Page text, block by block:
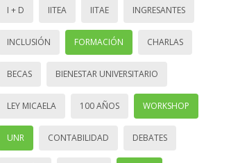
I + D IITEA IITAE INGRESANTES
INCLUSIÓN FORMACIÓN CHARLAS
BECAS BIENESTAR UNIVERSITARIO
LEY MICAELA 100 AÑOS WORKSHOP
UNR CONTABILIDAD DEBATES